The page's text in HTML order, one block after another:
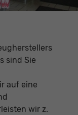
sind Sie
auf eine
wir z.